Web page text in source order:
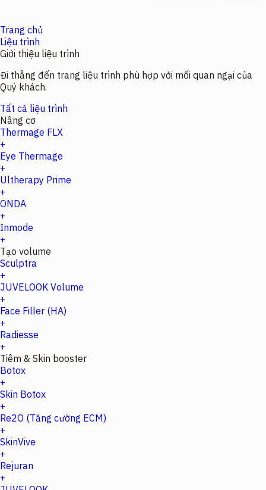
Trang chủ
Liệu trình
Giới thiệu liệu trình
Đi thẳng đến trang liệu trình phù hợp với mối quan ngại của
Quý khách.
Tất cả liệu trình
Nâng cơ
Thermage FLX
+
Eye Thermage
+
Ultherapy Prime
+
ONDA
+
Inmode
+
Tạo volume
Sculptra
+
JUVELOOK Volume
+
Face Filler (HA)
+
Radiesse
+
Tiêm & Skin booster
Botox
+
Skin Botox
+
Re2O (Tăng cường ECM)
+
SkinVive
+
Rejuran
+